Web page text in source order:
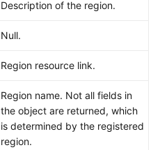
Description of the region.
Null.
Region resource link.
Region name. Not all fields in
the object are returned, which
is determined by the registered
region.